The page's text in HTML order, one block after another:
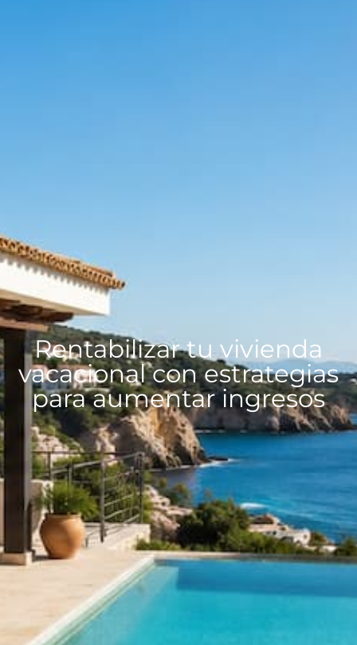
Rentabilizar tu vivienda
vacacional con estrategias
para aumentar ingresos